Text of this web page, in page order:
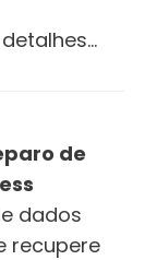
de
dados
recupere